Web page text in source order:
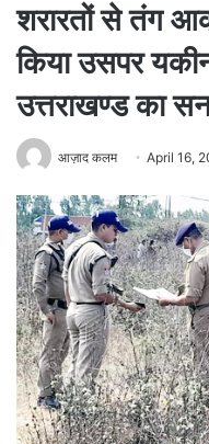
शरारतों से तंग
किया उसपर
उत्तराखण्ड का
आज़ाद कलम April 16,